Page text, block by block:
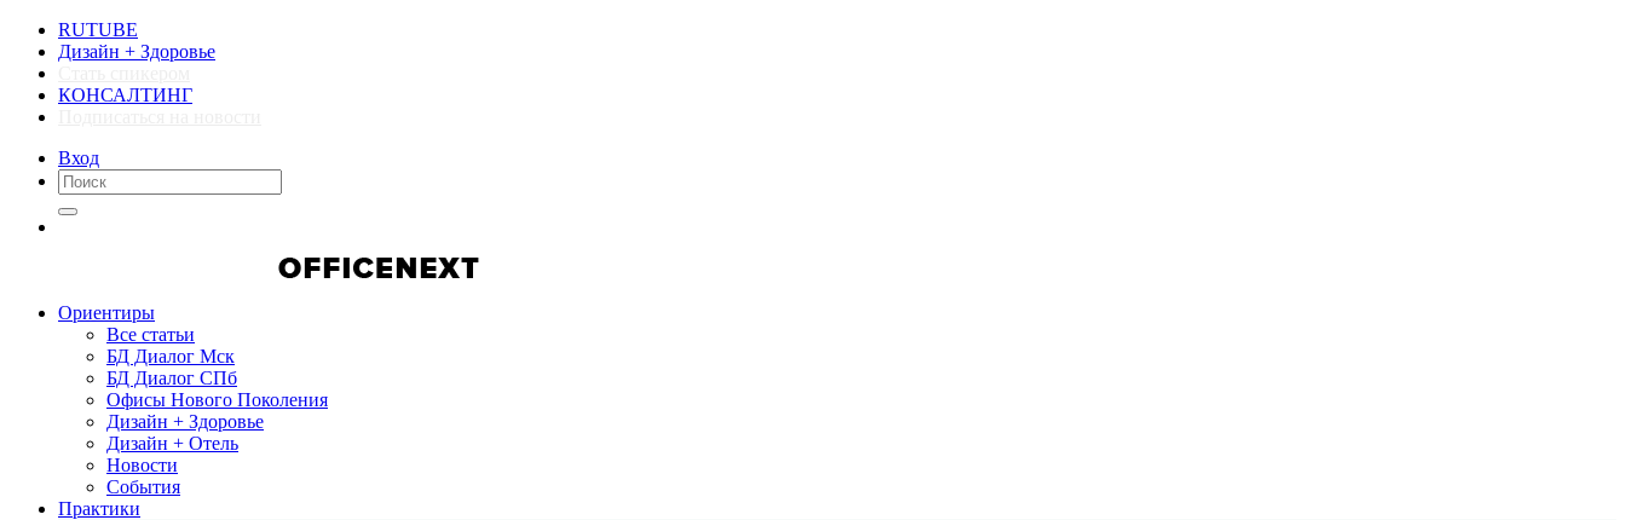
RUTUBE
Дизайн + Здоровье
КОНСАЛТИНГ
Вход
Ориентиры
Все статьи
БД Диалог Мск
БД Диалог СПб
Офисы Нового Поколения
Дизайн + Здоровье
Дизайн + Отель
Новости
События
Практики